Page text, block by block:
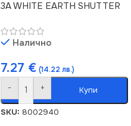
3A WHITE EARTH SHUTTER
Налично
7.27 € (14.22 лв.)
- + Купи
SKU: 8002940